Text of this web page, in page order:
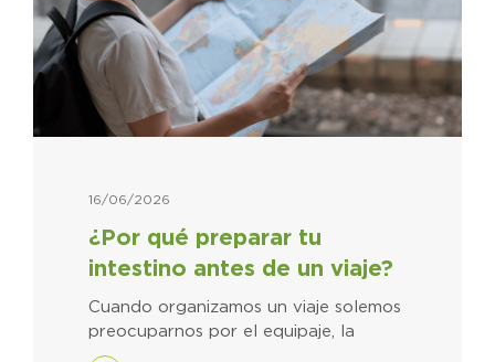
¿Por qué preparar tu
intestino antes de un viaje?
16/06/2026
Cuando organizamos un viaje solemos
preocuparnos por el equipaje, la